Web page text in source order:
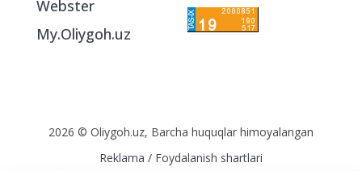
Webster
My.Oliygoh.uz
2026 © Oliygoh.uz, Barcha huquqlar himoyalangan
Reklama / Foydalanish shartlari